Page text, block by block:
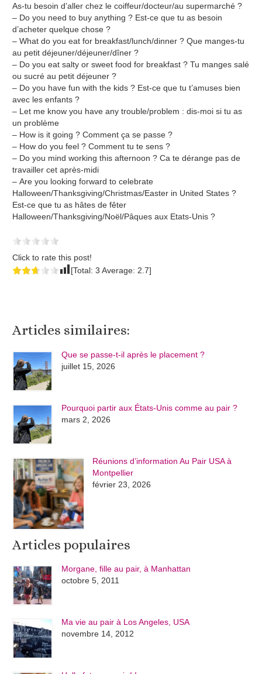
As-tu besoin d’aller chez le coiffeur/docteur/au supermarché ?
– Do you need to buy anything ? Est-ce que tu as besoin
d’acheter quelque chose ?
– What do you eat for breakfast/lunch/dinner ? Que manges-tu
au petit déjeuner/déjeuner/dîner ?
– Do you eat salty or sweet food for breakfast ? Tu manges salé
ou sucré au petit déjeuner ?
– Do you have fun with the kids ? Est-ce que tu t’amuses bien
avec les enfants ?
– Let me know you have any trouble/problem : dis-moi si tu as
un problème
– How is it going ? Comment ça se passe ?
– How do you feel ? Comment tu te sens ?
– Do you mind working this afternoon ? Ca te dérange pas de
travailler cet après-midi
– Are you looking forward to celebrate
Halloween/Thanksgiving/Christmas/Easter in United States ?
Est-ce que tu as hâtes de fêter
Halloween/Thanksgiving/Noël/Pâques aux Etats-Unis ?
Click to rate this post!
[Total:3 Average: 2.7]
Articles similaires:
Que se passe-t-il après le placement ?
juillet 15, 2026
Pourquoi partir aux États-Unis comme au pair ?
mars 2, 2026
Réunions d’information Au Pair USA à
Montpellier
février 23, 2026
Articles populaires
Morgane, fille au pair, à Manhattan
octobre 5, 2011
Ma vie au pair à Los Angeles, USA
novembre 14, 2012